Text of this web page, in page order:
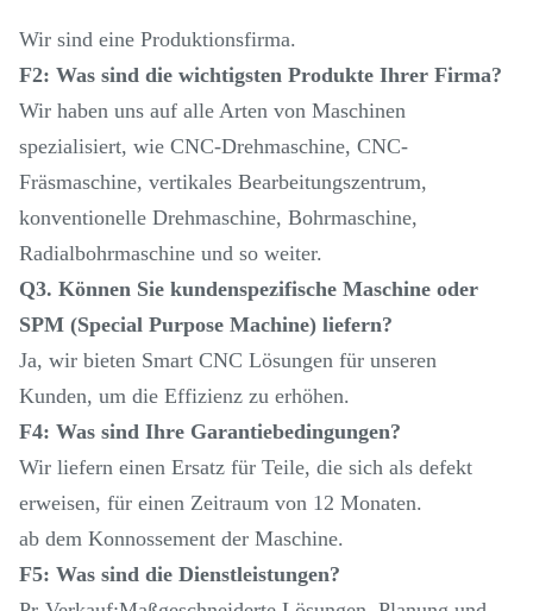
Wir sind eine Produktionsfirma.
F2: Was sind die wichtigsten Produkte Ihrer Firma?
Wir haben uns auf alle Arten von Maschinen
spezialisiert, wie CNC-Drehmaschine, CNC-
Fräsmaschine, vertikales Bearbeitungszentrum,
konventionelle Drehmaschine, Bohrmaschine,
Radialbohrmaschine und so weiter.
Q3. Können Sie kundenspezifische Maschine oder
SPM (Special Purpose Machine) liefern?
Ja, wir bieten Smart CNC Lösungen für unseren
Kunden, um die Effizienz zu erhöhen.
F4: Was sind Ihre Garantiebedingungen?
Wir liefern einen Ersatz für Teile, die sich als defekt
erweisen, für einen Zeitraum von 12 Monaten.
ab dem Konnossement der Maschine.
F5: Was sind die Dienstleistungen?